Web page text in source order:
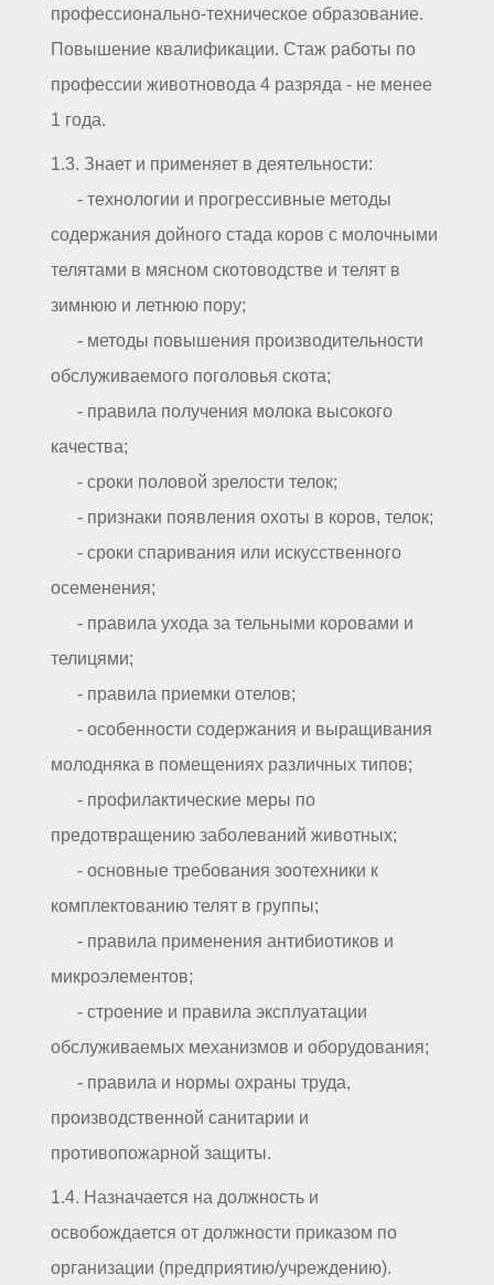
профессионально-техническое образование.
Повышение квалификации. Стаж работы по
профессии животновода 4 разряда - не менее
1 года.
1.3. Знает и применяет в деятельности:
- технологии и прогрессивные методы
содержания дойного стада коров с молочными
телятами в мясном скотоводстве и телят в
зимнюю и летнюю пору;
- методы повышения производительности
обслуживаемого поголовья скота;
- правила получения молока высокого
качества;
- сроки половой зрелости телок;
- признаки появления охоты в коров, телок;
- сроки спаривания или искусственного
осеменения;
- правила ухода за тельными коровами и
телицями;
- правила приемки отелов;
- особенности содержания и выращивания
молодняка в помещениях различных типов;
- профилактические меры по
предотвращению заболеваний животных;
- основные требования зоотехники к
комплектованию телят в группы;
- правила применения антибиотиков и
микроэлементов;
- строение и правила эксплуатации
обслуживаемых механизмов и оборудования;
- правила и нормы охраны труда,
производственной санитарии и
противопожарной защиты.
1.4. Назначается на должность и
освобождается от должности приказом по
организации (предприятию/учреждению).